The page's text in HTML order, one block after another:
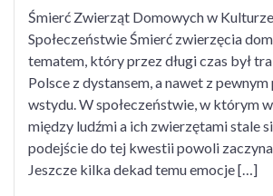
Śmierć Zwierząt Domowych w
Społeczeństwie Śmierć zwierzęcia
tematem, który przez długi czas był
Polsce z dystansem, a nawet z
wstydu. W społeczeństwie, w którym
między ludźmi a ich zwierzętami stale
podejście do tej kwestii powoli
Jeszcze kilka dekad temu emocje […]